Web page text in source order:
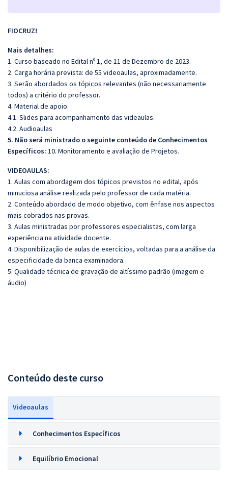
FIOCRUZ!
Mais detalhes:
1. Curso baseado no Edital nº 1, de 11 de Dezembro de 2023.
2. Carga horária prevista: de 55 videoaulas, aproximadamente.
3. Serão abordados os tópicos relevantes (não necessariamente
todos) a critério do professor.
4. Material de apoio:
4.1. Slides para acompanhamento das videaulas.
4.2. Audioaulas
5. Não será ministrado o seguinte conteúdo de Conhecimentos
Específicos: 10. Monitoramento e avaliação de Projetos.
VIDEOAULAS:
1. Aulas com abordagem dos tópicos previstos no edital, após
minuciosa análise realizada pelo professor de cada matéria.
2. Conteúdo abordado de modo objetivo, com ênfase nos aspectos
mais cobrados nas provas.
3. Aulas ministradas por professores especialistas, com larga
experiência na atividade docente.
4. Disponibilização de aulas de exercícios, voltadas para a análise da
especificidade da banca examinadora.
5. Qualidade técnica de gravação de altíssimo padrão (imagem e
áudio)
Conteúdo deste curso
Videoaulas
Conhecimentos Específicos
Equilíbrio Emocional